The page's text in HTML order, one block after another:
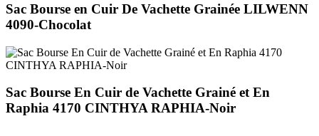
Sac Bourse en Cuir De Vachette Grainée LILWENN
4090-Chocolat
Sac Bourse En Cuir de Vachette Grainé et En
Raphia 4170 CINTHYA RAPHIA-Noir